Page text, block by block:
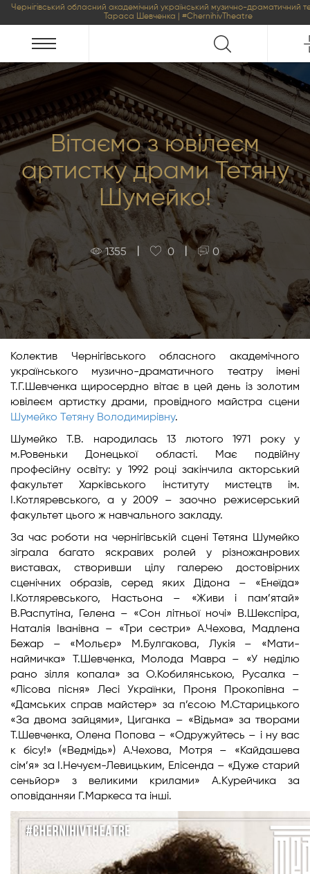
Чернігівський обласний академічний український музично-драматичний
Тараса Шевченка | #ChernihivTheatre
Вітаємо з ювілеєм
артистку драми Тетяну
Шумейко!
1355 0 0
Колектив Чернігівського обласного академічного
українського музично-драматичного театру імені
Т.Г.Шевченка щиросердно вітає в цей день із золотим
ювілеєм артистку драми, провідного майстра сцени
Шумейко Тетяну Володимирівну.
Шумейко Т.В. народилась 13 лютого 1971 року у
м.Ровеньки Донецької області. Має подвійну
професійну освіту: у 1992 році закінчила акторський
факультет Харківського інституту мистецтв ім.
І.Котляревського, а у 2009 – заочно режисерський
факультет цього ж навчального закладу.
За час роботи на чернігівській сцені Тетяна Шумейко
зіграла багато яскравих ролей у різножанрових
виставах, створивши цілу галерею достовірних
сценічних образів, серед яких Дідона – «Енеїда»
І.Котляревського, Настьона – «Живи і пам’ятай»
В.Распутіна, Гелена – «Сон літньої ночі» В.Шекспіра,
Наталія Іванівна – «Три сестри» А.Чехова, Мадлена
Бежар – «Мольєр» М.Булгакова, Лукія – «Мати-
наймичка» Т.Шевченка, Молода Мавра – «У неділю
рано зілля копала» за О.Кобилянською, Русалка –
«Лісова пісня» Лесі Українки, Проня Прокопівна –
«Дамських справ майстер» за п’єсою М.Старицького
«За двома зайцями», Циганка – «Відьма» за творами
Т.Шевченка, Олена Попова – «Одружуйтесь – і ну вас
к бісу!» («Ведмідь») А.Чехова, Мотря – «Кайдашева
сім’я» за І.Нечуєм-Левицьким, Елісенда – «Дуже старий
сеньйор» з великими крилами» А.Курейчика за
оповіданняи Г.Маркеса та інші.